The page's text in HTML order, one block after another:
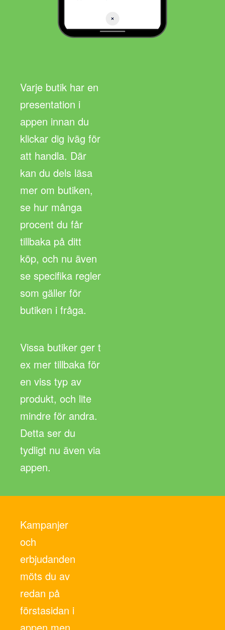
Varje butik har en
presentation i
appen innan du
klickar dig iväg för
att handla. Där
kan du dels läsa
mer om butiken,
se hur många
procent du får
tillbaka på ditt
köp, och nu även
se specifika regler
som gäller för
butiken i fråga.
Vissa butiker ger t
ex mer tillbaka för
en viss typ av
produkt, och lite
mindre för andra.
Detta ser du
tydligt nu även via
appen.
Kampanjer
och
erbjudanden
möts du av
redan på
förstasidan i